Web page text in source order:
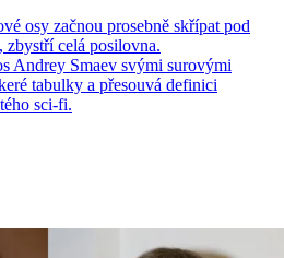
osy začnou prosebně skřípat pod
zbystří celá posilovna.
Andrey Smaev svými surovými
tabulky a přesouvá definici
sci-fi.